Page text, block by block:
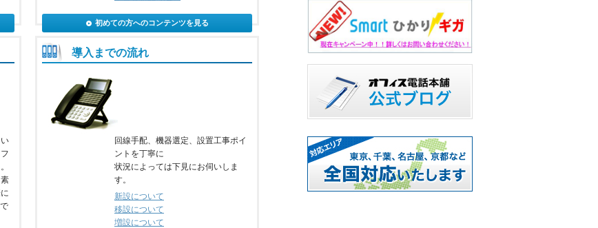
初めての方へのコンテンツを見る
導入までの流れ
回線手配、機器選定、設置工事ポイ
ントを丁寧に
状況によっては下見にお伺いしま
す。
新設について
移設について
増設について